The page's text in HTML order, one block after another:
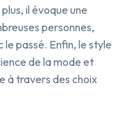
il évoque une
personnes,
passé. Enfin, le style
de la mode et
à travers des choix